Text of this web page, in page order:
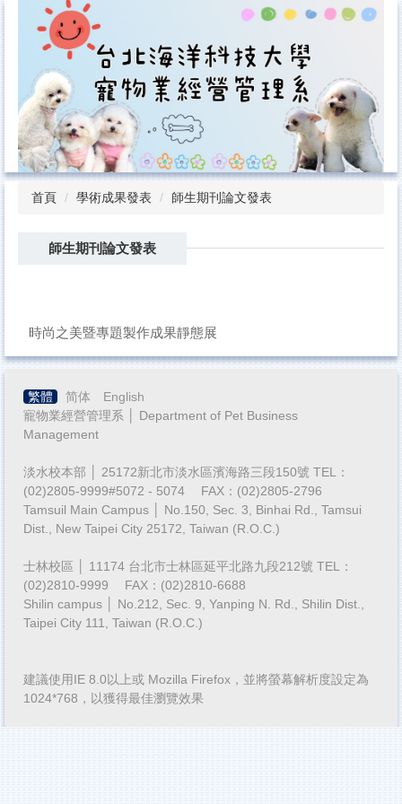
容
區
首頁 學術成果發表 師生期刊論文發表
師生期刊論文發表
時尚之美暨專題製作成果靜態展
繁體 简体
English
寵物業經營管理系 │ Department of Pet Business
Management
淡水校本部 │ 25172新北市淡水區濱海路三段150號 TEL：
(02)2805-9999#5072 - 5074 FAX：(02)2805-2796
Tamsuil Main Campus │ No.150, Sec. 3, Binhai Rd., Tamsui
Dist., New Taipei City 25172, Taiwan (R.O.C.)
士林校區 │ 11174 台北市士林區延平北路九段212號 TEL：
(02)2810-9999 FAX：(02)2810-6688
Shilin campus │ No.212, Sec. 9, Yanping N. Rd., Shilin Dist.,
Taipei City 111, Taiwan (R.O.C.)
建議使用IE 8.0以上或 Mozilla Firefox，並將螢幕解析度設定為
1024*768，以獲得最佳瀏覽效果